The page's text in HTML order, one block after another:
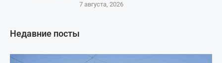
7 августа, 2026
Недавние посты